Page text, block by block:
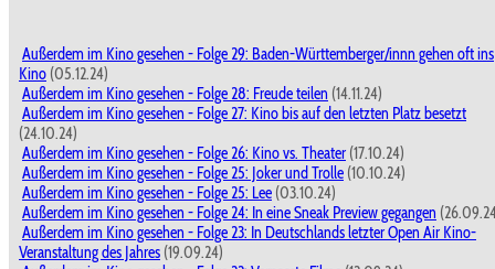
Außerdem im Kino gesehen - Folge 29: Baden-Württemberger/innn gehen oft ins
Kino (05.12.24)
Außerdem im Kino gesehen - Folge 28: Freude teilen (14.11.24)
Außerdem im Kino gesehen - Folge 27: Kino bis auf den letzten Platz besetzt
(24.10.24)
Außerdem im Kino gesehen - Folge 26: Kino vs. Theater (17.10.24)
Außerdem im Kino gesehen - Folge 25: Joker und Trolle (10.10.24)
Außerdem im Kino gesehen - Folge 25: Lee (03.10.24)
Außerdem im Kino gesehen - Folge 24: In eine Sneak Preview gegangen
Außerdem im Kino gesehen - Folge 23: In Deutschlands letzter Open Air Kino-
Veranstaltung des Jahres (19.09.24)